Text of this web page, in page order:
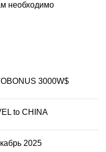
необходимо
3000W$
to CHINA
2025